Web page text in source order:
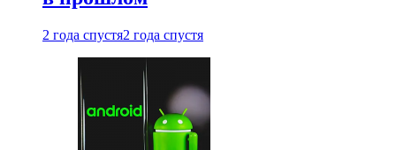
2 года спустя2 года спустя